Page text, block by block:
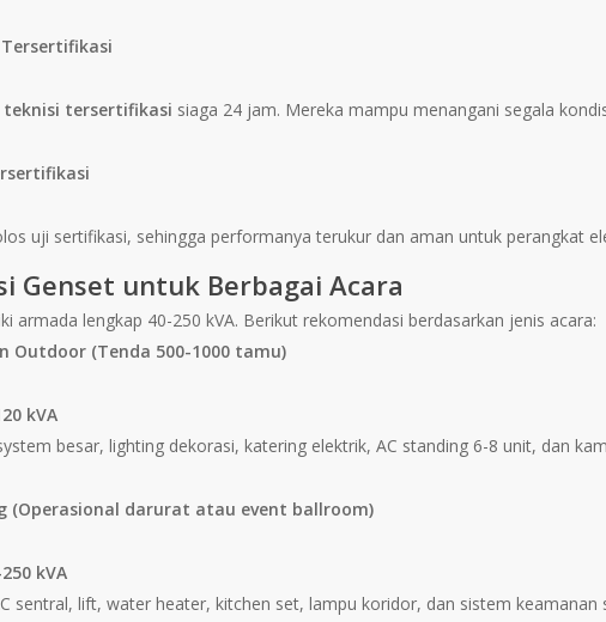
teknisi tersertifikasi siaga 24 jam. Mereka mampu menangani segala
uji sertifikasi, sehingga performanya terukur dan aman untuk perangkat
Genset untuk Berbagai Acara
armada lengkap 40-250 kVA. Berikut rekomendasi berdasarkan jenis acara:
Outdoor (Tenda 500-1000 tamu)
kVA
besar, lighting dekorasi, katering elektrik, AC standing 6-8 unit, dan
(Operasional darurat atau event ballroom)
kVA
sentral, lift, water heater, kitchen set, lampu koridor, dan sistem keamanan